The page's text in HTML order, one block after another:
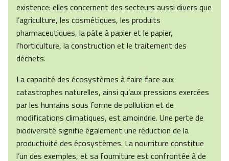
existence: elles concernent des secteurs aussi divers que
l’agriculture, les cosmétiques, les produits
pharmaceutiques, la pâte à papier et le papier,
l’horticulture, la construction et le traitement des
déchets.
La capacité des écosystèmes à faire face aux
catastrophes naturelles, ainsi qu’aux pressions exercées
par les humains sous forme de pollution et de
modifications climatiques, est amoindrie. Une perte de
biodiversité signifie également une réduction de la
productivité des écosystèmes. La nourriture constitue
l’un des exemples, et sa fourniture est confrontée à de